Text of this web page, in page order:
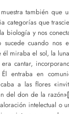
también que
categorías que
biología y nos
cuando nos
él miraba el sol, la
cantar,
entraba en
a las flores
del don de la razón»
intelectual o